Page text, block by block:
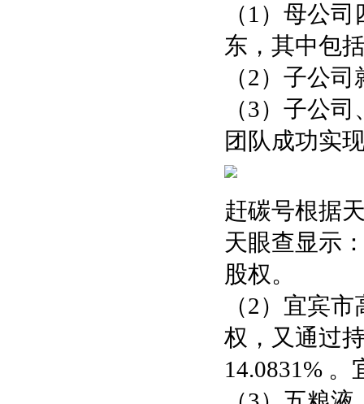
（1）母公
东，其中包
（2）子公
（3）子公
团队成功实
赶碳号根据
天眼查显示
股权。
（2）宜宾
权，又通过
14.0831%